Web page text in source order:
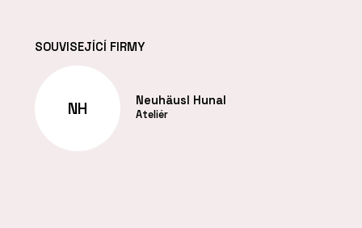
SOUVISEJÍCÍ FIRMY
NH Neuhäusl Hunal
Ateliér